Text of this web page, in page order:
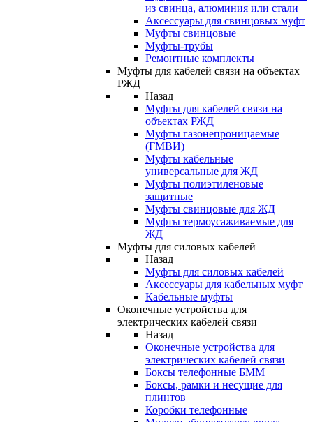
из свинца, алюминия или стали
Аксессуары для свинцовых муфт
Муфты свинцовые
Муфты-трубы
Ремонтные комплекты
Муфты для кабелей связи на объектах
РЖД
Назад
Муфты для кабелей связи на
объектах РЖД
Муфты газонепроницаемые
(ГМВИ)
Муфты кабельные
универсальные для ЖД
Муфты полиэтиленовые
защитные
Муфты свинцовые для ЖД
Муфты термоусаживаемые для
ЖД
Муфты для силовых кабелей
Назад
Муфты для силовых кабелей
Аксессуары для кабельных муфт
Кабельные муфты
Оконечные устройства для
электрических кабелей связи
Назад
Оконечные устройства для
электрических кабелей связи
Боксы телефонные БММ
Боксы, рамки и несущие для
плинтов
Коробки телефонные